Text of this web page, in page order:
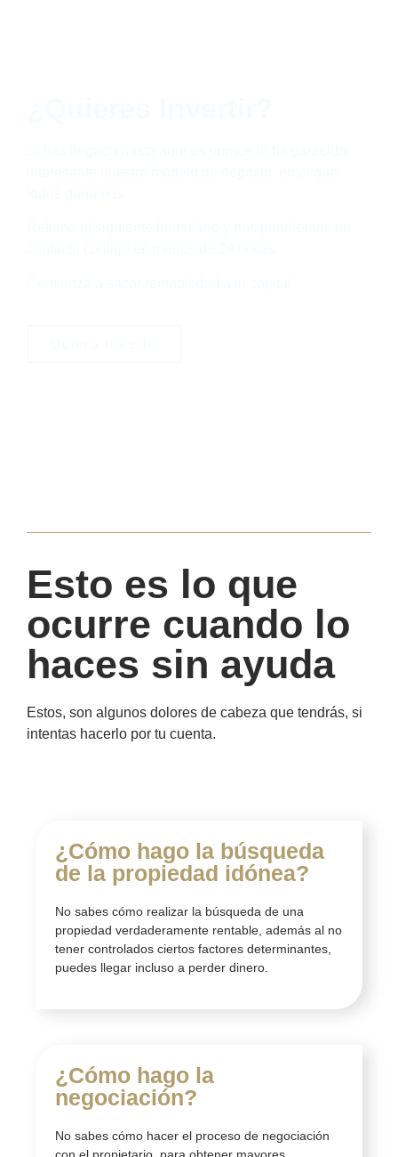
Esto es lo que
ocurre cuando lo
haces sin ayuda
Estos, son algunos dolores de cabeza que tendrás, si
intentas hacerlo por tu cuenta.
¿Cómo hago la búsqueda
de la propiedad idónea?
No sabes cómo realizar la búsqueda de una
propiedad verdaderamente rentable, además al no
tener controlados ciertos factores determinantes,
puedes llegar incluso a perder dinero.
¿Cómo hago la
negociación?
No sabes cómo hacer el proceso de negociación